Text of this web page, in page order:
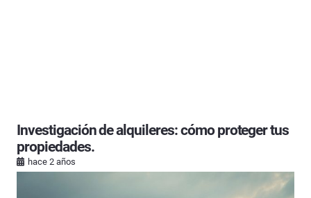
Investigación de alquileres: cómo proteger tus
propiedades.
hace 2 años